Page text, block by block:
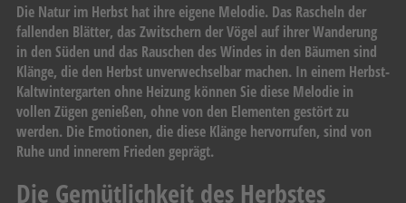
Die Natur im Herbst hat ihre eigene Melodie. Das Rascheln der
fallenden Blätter, das Zwitschern der Vögel auf ihrer Wanderung
in den Süden und das Rauschen des Windes in den Bäumen sind
Klänge, die den Herbst unverwechselbar machen. In einem Herbst-
Kaltwintergarten ohne Heizung können Sie diese Melodie in
vollen Zügen genießen, ohne von den Elementen gestört zu
werden. Die Emotionen, die diese Klänge hervorrufen, sind von
Ruhe und innerem Frieden geprägt.
Die Gemütlichkeit des Herbstes